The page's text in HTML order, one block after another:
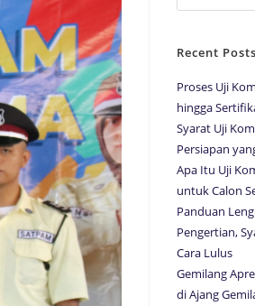
Recent Posts
Proses Uji
hingga
Syarat Uji
Persiapan
Apa Itu Uji
untuk Calon
Panduan
Pengertian,
Cara Lulus
Gemilang
di Ajang